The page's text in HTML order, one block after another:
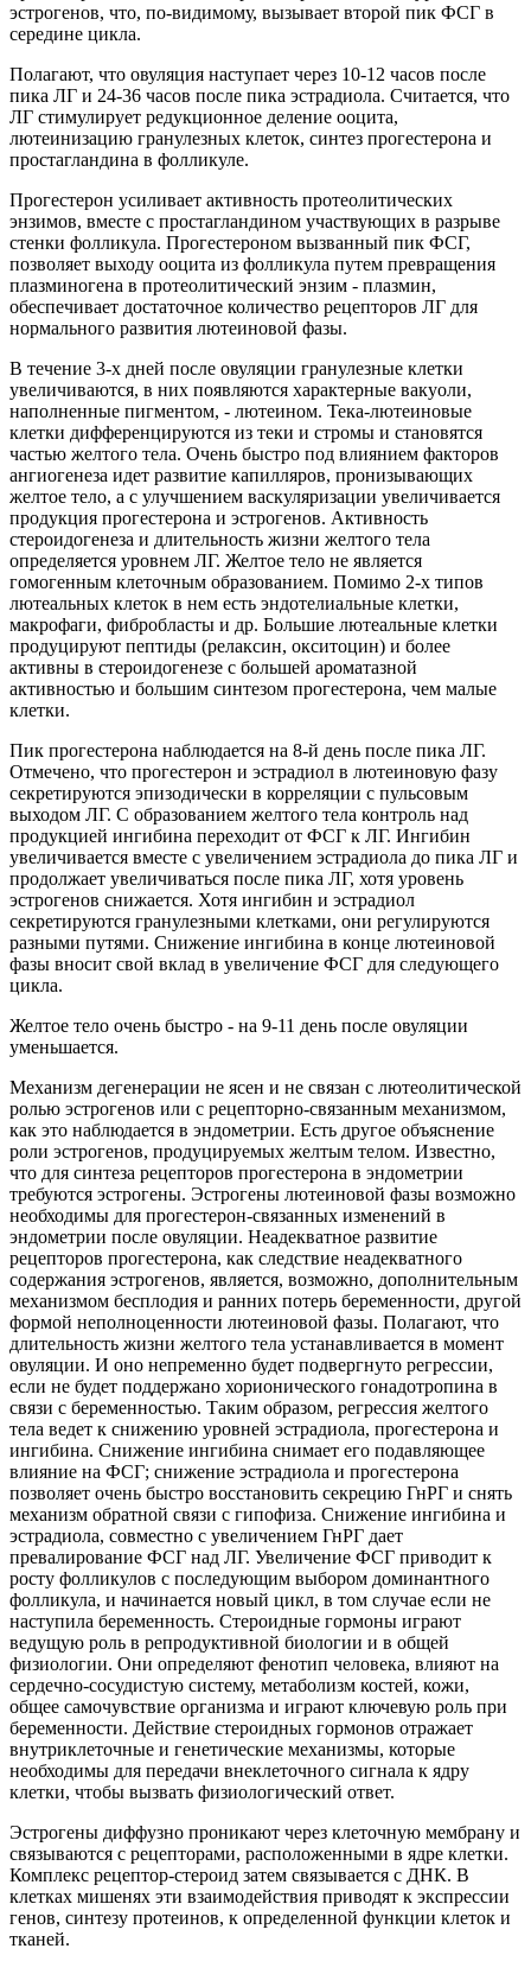
эстрогенов, что, по-видимому, вызывает второй пик ФСГ в
середине цикла.
Полагают, что овуляция наступает через 10-12 часов после
пика ЛГ и 24-36 часов после пика эстрадиола. Считается, что
ЛГ стимулирует редукционное деление ооцита,
лютеинизацию гранулезных клеток, синтез прогестерона и
простагландина в фолликуле.
Прогестерон усиливает активность протеолитических
энзимов, вместе с простагландином участвующих в разрыве
стенки фолликула. Прогестероном вызванный пик ФСГ,
позволяет выходу ооцита из фолликула путем превращения
плазминогена в протеолитический энзим - плазмин,
обеспечивает достаточное количество рецепторов ЛГ для
нормального развития лютеиновой фазы.
В течение 3-х дней после овуляции гранулезные клетки
увеличиваются, в них появляются характерные вакуоли,
наполненные пигментом, - лютеином. Тека-лютеиновые
клетки дифференцируются из теки и стромы и становятся
частью желтого тела. Очень быстро под влиянием факторов
ангиогенеза идет развитие капилляров, пронизывающих
желтое тело, а с улучшением васкуляризации увеличивается
продукция прогестерона и эстрогенов. Активность
стероидогенеза и длительность жизни желтого тела
определяется уровнем ЛГ. Желтое тело не является
гомогенным клеточным образованием. Помимо 2-х типов
лютеальных клеток в нем есть эндотелиальные клетки,
макрофаги, фибробласты и др. Большие лютеальные клетки
продуцируют пептиды (релаксин, окситоцин) и более
активны в стероидогенезе с большей ароматазной
активностью и большим синтезом прогестерона, чем малые
клетки.
Пик прогестерона наблюдается на 8-й день после пика ЛГ.
Отмечено, что прогестерон и эстрадиол в лютеиновую фазу
секретируются эпизодически в корреляции с пульсовым
выходом ЛГ. С образованием желтого тела контроль над
продукцией ингибина переходит от ФСГ к ЛГ. Ингибин
увеличивается вместе с увеличением эстрадиола до пика ЛГ и
продолжает увеличиваться после пика ЛГ, хотя уровень
эстрогенов снижается. Хотя ингибин и эстрадиол
секретируются гранулезными клетками, они регулируются
разными путями. Снижение ингибина в конце лютеиновой
фазы вносит свой вклад в увеличение ФСГ для следующего
цикла.
Желтое тело очень быстро - на 9-11 день после овуляции
уменьшается.
Механизм дегенерации не ясен и не связан с лютеолитической
ролью эстрогенов или с рецепторно-связанным механизмом,
как это наблюдается в эндометрии. Есть другое объяснение
роли эстрогенов, продуцируемых желтым телом. Известно,
что для синтеза рецепторов прогестерона в эндометрии
требуются эстрогены. Эстрогены лютеиновой фазы возможно
необходимы для прогестерон-связанных изменений в
эндометрии после овуляции. Неадекватное развитие
рецепторов прогестерона, как следствие неадекватного
содержания эстрогенов, является, возможно, дополнительным
механизмом бесплодия и ранних потерь беременности, другой
формой неполноценности лютеиновой фазы. Полагают, что
длительность жизни желтого тела устанавливается в момент
овуляции. И оно непременно будет подвергнуто регрессии,
если не будет поддержано хорионического гонадотропина в
связи с беременностью. Таким образом, регрессия желтого
тела ведет к снижению уровней эстрадиола, прогестерона и
ингибина. Снижение ингибина снимает его подавляющее
влияние на ФСГ; снижение эстрадиола и прогестерона
позволяет очень быстро восстановить секрецию ГнРГ и снять
механизм обратной связи с гипофиза. Снижение ингибина и
эстрадиола, совместно с увеличением ГнРГ дает
превалирование ФСГ над ЛГ. Увеличение ФСГ приводит к
росту фолликулов с последующим выбором доминантного
фолликула, и начинается новый цикл, в том случае если не
наступила беременность. Стероидные гормоны играют
ведущую роль в репродуктивной биологии и в общей
физиологии. Они определяют фенотип человека, влияют на
сердечно-сосудистую систему, метаболизм костей, кожи,
общее самочувствие организма и играют ключевую роль при
беременности. Действие стероидных гормонов отражает
внутриклеточные и генетические механизмы, которые
необходимы для передачи внеклеточного сигнала к ядру
клетки, чтобы вызвать физиологический ответ.
Эстрогены диффузно проникают через клеточную мембрану и
связываются с рецепторами, расположенными в ядре клетки.
Комплекс рецептор-стероид затем связывается с ДНК. В
клетках мишенях эти взаимодействия приводят к экспрессии
генов, синтезу протеинов, к определенной функции клеток и
тканей.